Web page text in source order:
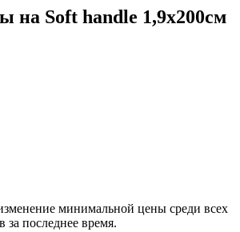
на Soft handle 1,9x200см
минимальной цены среди всех
за последнее время.